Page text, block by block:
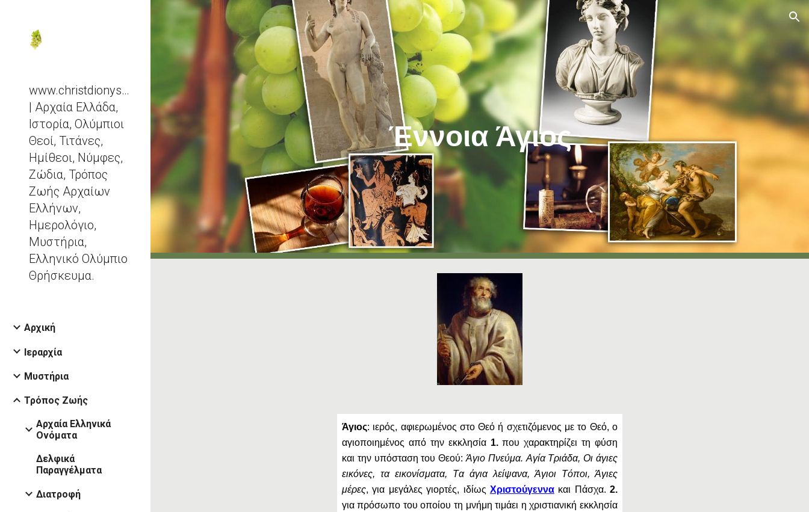
Skip to main content Skip to navigation
www.christdionysos.com
| Αρχαία Ελλάδα,
Ιστορία, Ολύμπιοι
Θεοί, Τιτάνες,
Ημίθεοι, Νύμφες,
Ζώδια, Τρόπος
Ζωής Αρχαίων
Ελλήνων,
Ημερολόγιο,
Μυστήρια,
Ελληνικό Ολύμπιο
Θρήσκευμα.
Αρχική
Ιεραρχία
Μυστήρια
Τρόπος Ζωής
Αρχαία Ελληνικά
Ονόματα
Δελφικά
Παραγγέλματα
Διατροφή
Έννοια Άγιος
Άγιος: ιερός, αφιερωμένος στο Θεό ή σχετιζόμενος με το Θεό, ο
αγιοποιημένος από την εκκλησία 1.που χαρακτηρίζει τη φύση
και την υπόσταση του Θεού: Άγιο Πνεύμα. Aγία Tριάδα, Οι άγιες
εικόνες, τα εικονίσματα, Tα άγια λείψανα, Άγιοι Tόποι, Άγιες
μέρες, για μεγάλες γιορτές, ιδίως Xριστούγεννακαι Πάσχα.2.
για πρόσωπο του οποίου τη μνήμη τιμάει η χριστιανική εκκλησία